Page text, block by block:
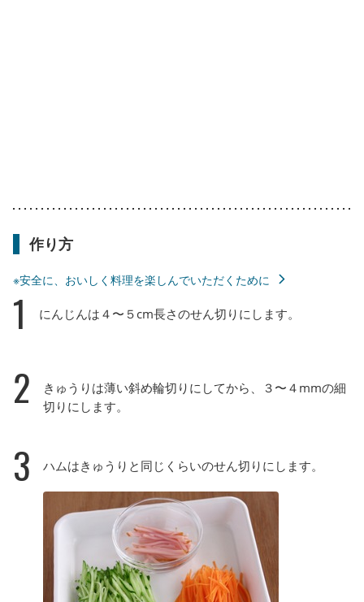
作り方
※安全に、おいしく料理を楽しんでいただくために
1 にんじんは４〜５cm長さのせん切りにします。
2
きゅうりは薄い斜め輪切りにしてから、３〜４mmの細
切りにします。
3 ハムはきゅうりと同じくらいのせん切りにします。